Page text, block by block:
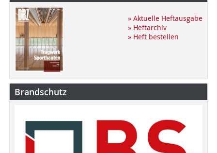
» Aktuelle Heftausgabe
» Heftarchiv
» Heft bestellen
Brandschutz